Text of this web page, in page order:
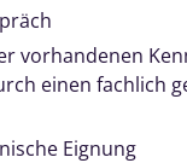
vorhandenen
einen fachlich
Eignung